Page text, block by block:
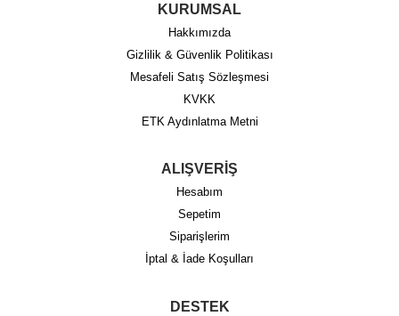
KURUMSAL
Hakkımızda
Gizlilik & Güvenlik Politikası
Mesafeli Satış Sözleşmesi
KVKK
ETK Aydınlatma Metni
ALIŞVERİŞ
Hesabım
Sepetim
Siparişlerim
İptal & İade Koşulları
DESTEK